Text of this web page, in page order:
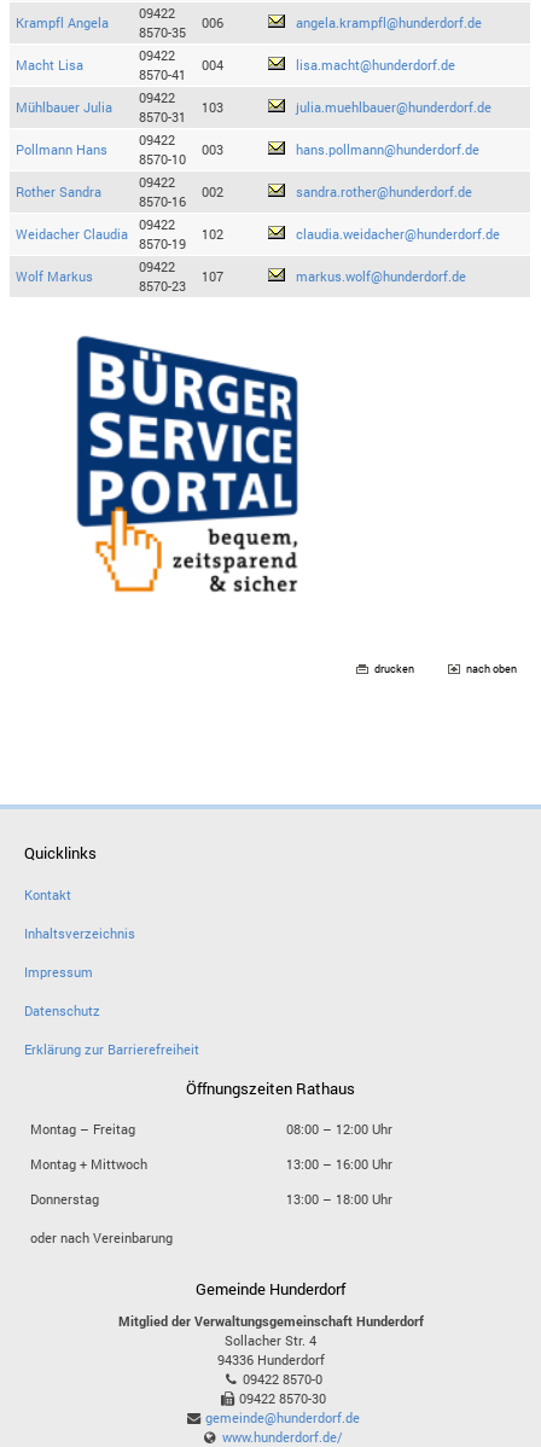
Krampfl Angela
09422
8570-35
006 angela.krampfl@hunderdorf.de
Macht Lisa
09422
8570-41
004 lisa.macht@hunderdorf.de
Mühlbauer Julia
09422
8570-31
103 julia.muehlbauer@hunderdorf.de
Pollmann Hans
09422
8570-10
003 hans.pollmann@hunderdorf.de
Rother Sandra
09422
8570-16
002 sandra.rother@hunderdorf.de
Weidacher Claudia
09422
8570-19
102 claudia.weidacher@hunderdorf.de
Wolf Markus
09422
8570-23
107 markus.wolf@hunderdorf.de
drucken nach oben
Quicklinks
Kontakt
Inhaltsverzeichnis
Impressum
Datenschutz
Erklärung zur Barrierefreiheit
Öffnungszeiten Rathaus
Montag – Freitag
08:00 – 12:00 Uhr
Montag + Mittwoch
13:00 – 16:00 Uhr
Donnerstag
13:00 – 18:00 Uhr
oder nach Vereinbarung
Gemeinde Hunderdorf
Mitglied der Verwaltungsgemeinschaft Hunderdorf
Sollacher Str. 4
94336 Hunderdorf
09422 8570-0
09422 8570-30
gemeinde@hunderdorf.de
www.hunderdorf.de/